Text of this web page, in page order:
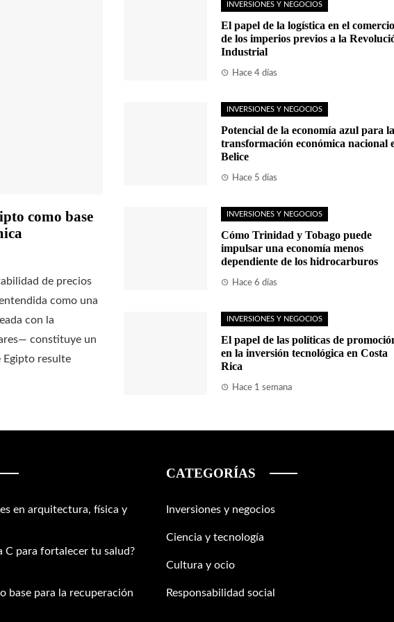
como base
de precios
como una
con la
constituye un
Egipto resulte
INVERSIONES Y NEGOCIOS
El papel de la logística en el comercio
de los imperios previos a la
Industrial
Hace 4 días
INVERSIONES Y NEGOCIOS
Potencial de la economía azul para la
transformación económica nacional
Belice
Hace 5 días
INVERSIONES Y NEGOCIOS
Cómo Trinidad y Tobago puede
impulsar una economía menos
dependiente de los hidrocarburos
Hace 6 días
INVERSIONES Y NEGOCIOS
El papel de las políticas de
en la inversión tecnológica en Costa
Rica
Hace 1 semana
en arquitectura, física y
C para fortalecer tu salud?
base para la recuperación
CATEGORÍAS
Inversiones y negocios
Ciencia y tecnología
Cultura y ocio
Responsabilidad social